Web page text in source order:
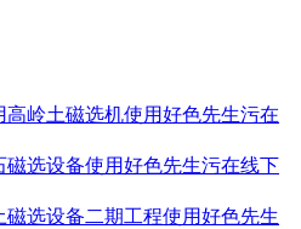
岭土磁选机使用好色先生污在
选设备使用好色先生污在线下
选设备二期工程使用好色先生